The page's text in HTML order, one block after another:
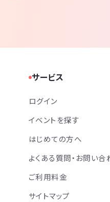
サービス
ログイン
イベントを探す
はじめての方へ
よくある質問・お問い合
ご利用料金
サイトマップ